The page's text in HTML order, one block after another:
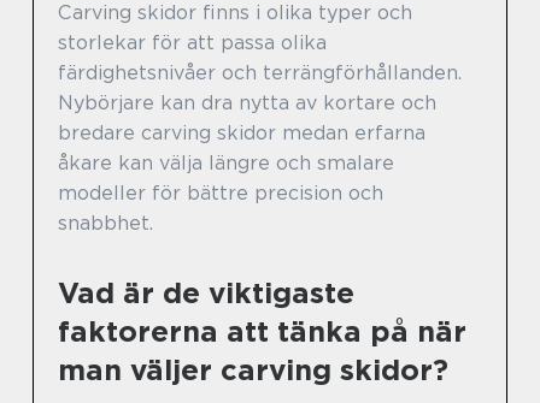
Carving skidor finns i olika typer och
storlekar för att passa olika
färdighetsnivåer och terrängförhållanden.
Nybörjare kan dra nytta av kortare och
bredare carving skidor medan erfarna
åkare kan välja längre och smalare
modeller för bättre precision och
snabbhet.
Vad är de viktigaste
faktorerna att tänka på när
man väljer carving skidor?